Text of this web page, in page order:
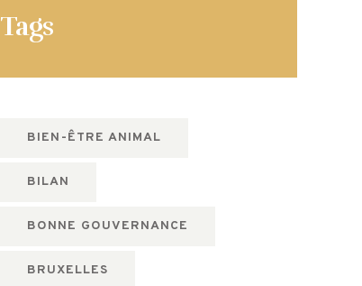
Tags
BIEN-ÊTRE ANIMAL
BILAN
BONNE GOUVERNANCE
BRUXELLES